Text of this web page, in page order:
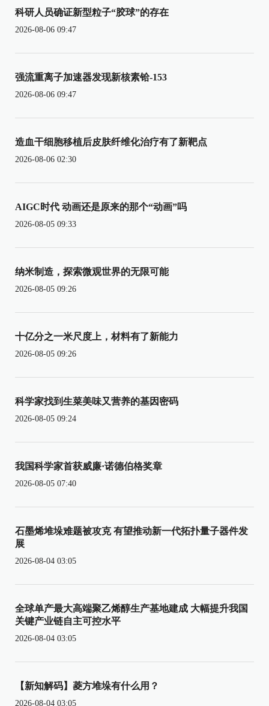
科研人员确证新型粒子“胶球”的存在
2026-08-06 09:47
强流重离子加速器发现新核素铪-153
2026-08-06 09:47
造血干细胞移植后皮肤纤维化治疗有了新靶点
2026-08-06 02:30
AIGC时代 动画还是原来的那个“动画”吗
2026-08-05 09:33
纳米制造，探索微观世界的无限可能
2026-08-05 09:26
十亿分之一米尺度上，材料有了新能力
2026-08-05 09:26
科学家找到生菜美味又营养的基因密码
2026-08-05 09:24
我国科学家首获威廉·诺德伯格奖章
2026-08-05 07:40
石墨烯堆垛难题被攻克 有望推动新一代拓扑量子器件发
展
2026-08-04 03:05
全球单产最大高端聚乙烯醇生产基地建成 大幅提升我国
关键产业链自主可控水平
2026-08-04 03:05
【新知解码】菱方堆垛有什么用？
2026-08-04 03:05